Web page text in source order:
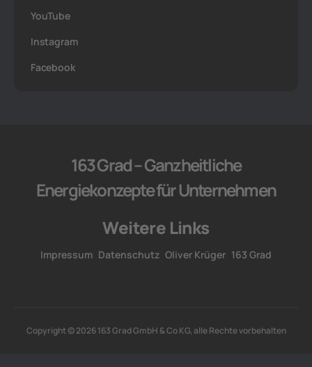
YouTube
Instagram
Facebook
163 Grad – Ganzheitliche
Energiekonzepte für Unternehmen
Weitere Links
Impressum Datenschutz Oliver Krüger 163 Grad
Copyright © 2026 163 Grad GmbH & Co KG, alle Rechte vorbehalten